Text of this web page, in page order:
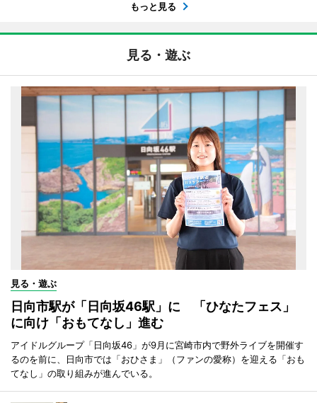
もっと見る
見る・遊ぶ
見る・遊ぶ
日向市駅が「日向坂46駅」に 「ひなたフェス」
に向け「おもてなし」進む
アイドルグループ「日向坂46」が9月に宮崎市内で野外ライブを開催す
るのを前に、日向市では「おひさま」（ファンの愛称）を迎える「おも
てなし」の取り組みが進んでいる。